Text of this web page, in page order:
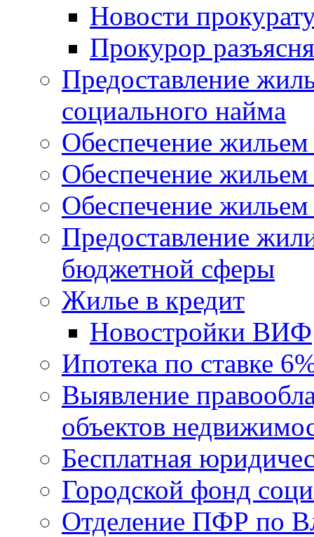
Новости
Прокурор
Предоставление
социального найма
Обеспечение
Обеспечение
Обеспечение жильем
Предоставление
бюджетной сферы
Жилье в кредит
Новостройки ВИФ
Ипотека по ставке
Выявление
объектов
Бесплатная
Городской фонд
Отделение ПФР по